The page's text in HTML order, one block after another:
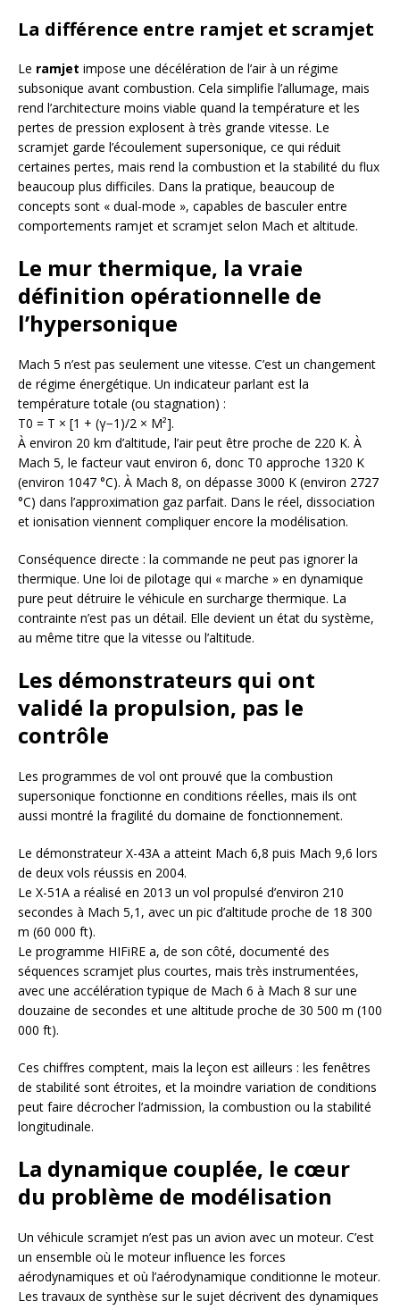
La différence entre ramjet et scramjet
Le ramjet impose une décélération de l’air à un régime
subsonique avant combustion. Cela simplifie l’allumage, mais
rend l’architecture moins viable quand la température et les
pertes de pression explosent à très grande vitesse. Le
scramjet garde l’écoulement supersonique, ce qui réduit
certaines pertes, mais rend la combustion et la stabilité du flux
beaucoup plus difficiles. Dans la pratique, beaucoup de
concepts sont « dual-mode », capables de basculer entre
comportements ramjet et scramjet selon Mach et altitude.
Le mur thermique, la vraie
définition opérationnelle de
l’hypersonique
Mach 5 n’est pas seulement une vitesse. C’est un changement
de régime énergétique. Un indicateur parlant est la
température totale (ou stagnation) :
T0 = T × [1 + (γ−1)/2 × M²].
À environ 20 km d’altitude, l’air peut être proche de 220 K. À
Mach 5, le facteur vaut environ 6, donc T0 approche 1320 K
(environ 1047 °C). À Mach 8, on dépasse 3000 K (environ 2727
°C) dans l’approximation gaz parfait. Dans le réel, dissociation
et ionisation viennent compliquer encore la modélisation.
Conséquence directe : la commande ne peut pas ignorer la
thermique. Une loi de pilotage qui « marche » en dynamique
pure peut détruire le véhicule en surcharge thermique. La
contrainte n’est pas un détail. Elle devient un état du système,
au même titre que la vitesse ou l’altitude.
Les démonstrateurs qui ont
validé la propulsion, pas le
contrôle
Les programmes de vol ont prouvé que la combustion
supersonique fonctionne en conditions réelles, mais ils ont
aussi montré la fragilité du domaine de fonctionnement.
Le démonstrateur X-43A a atteint Mach 6,8 puis Mach 9,6 lors
de deux vols réussis en 2004.
Le X-51A a réalisé en 2013 un vol propulsé d’environ 210
secondes à Mach 5,1, avec un pic d’altitude proche de 18 300
m (60 000 ft).
Le programme HIFiRE a, de son côté, documenté des
séquences scramjet plus courtes, mais très instrumentées,
avec une accélération typique de Mach 6 à Mach 8 sur une
douzaine de secondes et une altitude proche de 30 500 m (100
000 ft).
Ces chiffres comptent, mais la leçon est ailleurs : les fenêtres
de stabilité sont étroites, et la moindre variation de conditions
peut faire décrocher l’admission, la combustion ou la stabilité
longitudinale.
La dynamique couplée, le cœur
du problème de modélisation
Un véhicule scramjet n’est pas un avion avec un moteur. C’est
un ensemble où le moteur influence les forces
aérodynamiques et où l’aérodynamique conditionne le moteur.
Les travaux de synthèse sur le sujet décrivent des dynamiques